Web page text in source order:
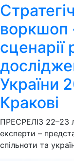
воркшоп
сценарії
України
Кракові
ПРЕСРЕЛІЗ 22–23
експерти –
спільноти та